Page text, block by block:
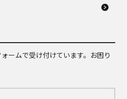
ームで受け付けています。お困り